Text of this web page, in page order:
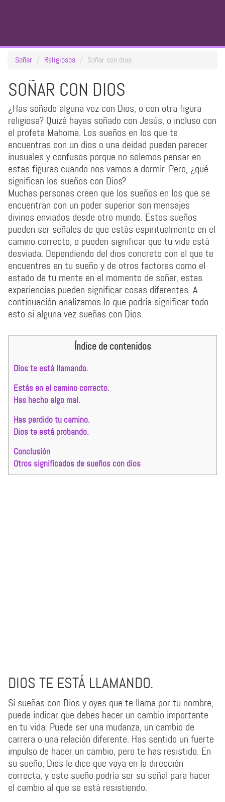
Soñar Religiosos Soñar con dios
SOÑAR CON DIOS
¿Has soñado alguna vez con Dios, o con otra figura
religiosa? Quizá hayas soñado con Jesús, o incluso con
el profeta Mahoma. Los sueños en los que te
encuentras con un dios o una deidad pueden parecer
inusuales y confusos porque no solemos pensar en
estas figuras cuando nos vamos a dormir. Pero, ¿qué
significan los sueños con Dios?
Muchas personas creen que los sueños en los que se
encuentran con un poder superior son mensajes
divinos enviados desde otro mundo. Estos sueños
pueden ser señales de que estás espiritualmente en el
camino correcto, o pueden significar que tu vida está
desviada. Dependiendo del dios concreto con el que te
encuentres en tu sueño y de otros factores como el
estado de tu mente en el momento de soñar, estas
experiencias pueden significar cosas diferentes. A
continuación analizamos lo que podría significar todo
esto si alguna vez sueñas con Dios.
Índice de contenidos
Dios te está llamando.
Estás en el camino correcto.
Has hecho algo mal.
Has perdido tu camino.
Dios te está probando.
Conclusión
Otros significados de sueños con dios
DIOS TE ESTÁ LLAMANDO.
Si sueñas con Dios y oyes que te llama por tu nombre,
puede indicar que debes hacer un cambio importante
en tu vida. Puede ser una mudanza, un cambio de
carrera o una relación diferente. Has sentido un fuerte
impulso de hacer un cambio, pero te has resistido. En
su sueño, Dios le dice que vaya en la dirección
correcta, y este sueño podría ser su señal para hacer
el cambio al que se está resistiendo.